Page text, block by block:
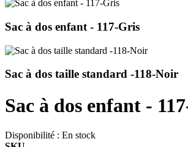
Sac à dos enfant - 117-Gris
Sac à dos taille standard -118-Noir
Sac à dos enfant -
Disponibilité : En stock